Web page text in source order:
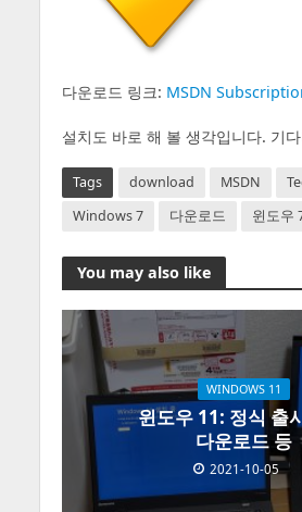
다운로드 링크: MSDN
설치도 바로 해 볼 생각입니다. 기
Tags download MSDN
Windows 7
다운로드 윈도우
You may also like
WINDOWS 11
윈도우 11: 정식 출
다운로드 등
2021-10-05